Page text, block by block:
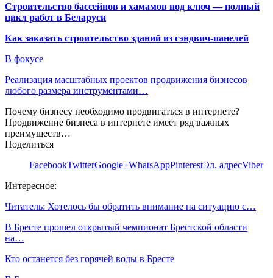
Строительство бассейнов и хамамов под ключ — полный
цикл работ в Беларуси
Как заказать строительство зданий из сэндвич-панелей
В фокусе
Реализация масштабных проектов продвижения бизнесов
любого размера инструментами…
Почему бизнесу необходимо продвигаться в интернете?
Продвижение бизнеса в интернете имеет ряд важных
преимуществ…
Поделиться
FacebookTwitterGoogle+WhatsAppPinterestЭл. адресViber
Интересное:
Читатель: Хотелось бы обратить внимание на ситуацию с…
В Бресте прошел открытый чемпионат Брестской области
на…
Кто останется без горячей воды в Бресте